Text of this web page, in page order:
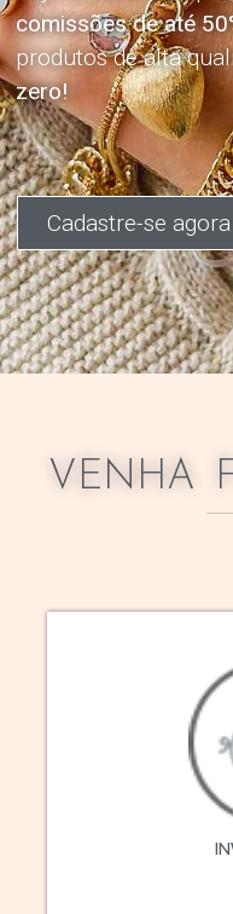
comissões de até
produtos de alta
zero!
Cadastre-se agora
VENHA